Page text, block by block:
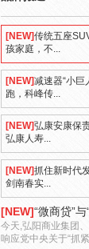
[NEW]传统五座
孩家庭，不...
[NEW]减速器“小巨
跑，科峰传...
[NEW]弘康安康保
弘康人寿...
[NEW]抓住新时代
剑南春实...
[NEW]“微商贷”
今天,弘阳商业集团
响应党中央关于“抓